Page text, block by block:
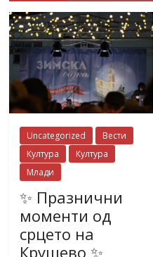
Uncategorized
Вести
Култура
Култура
Млади
✨ Празнични
моменти од
срцето на
Крушево ✨